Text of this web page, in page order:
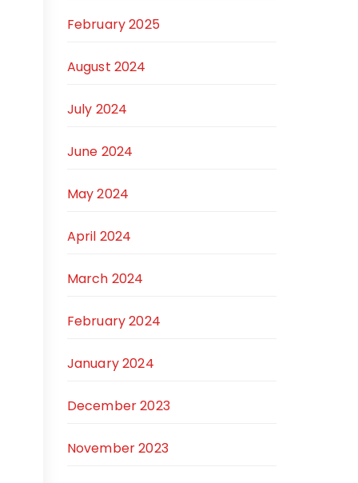
February 2025
August 2024
July 2024
June 2024
May 2024
April 2024
March 2024
February 2024
January 2024
December 2023
November 2023